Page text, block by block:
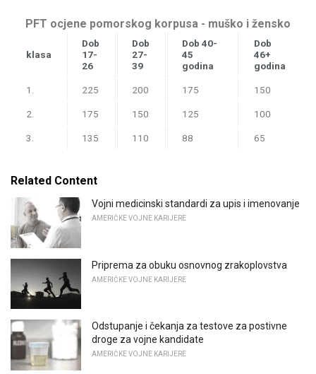
PFT ocjene pomorskog korpusa - muško i žensko
klasa
Dob
17-
26
Dob
27-
39
Dob 40-
45
godina
Dob
46+
godina
1. 225 200 175 150
2. 175 150 125 100
3. 135 110 88 65
Related Content
Vojni medicinski standardi za upis i imenovanje
AMERIČKE VOJNE KARIJERE
Priprema za obuku osnovnog zrakoplovstva
AMERIČKE VOJNE KARIJERE
Odstupanje i čekanja za testove za postivne
droge za vojne kandidate
AMERIČKE VOJNE KARIJERE